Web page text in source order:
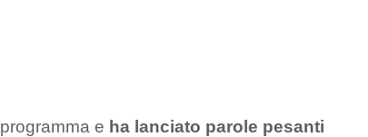
e ha lanciato parole pesanti